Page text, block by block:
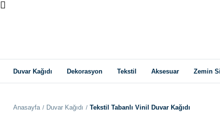
Duvar Kağıdı Dekorasyon Tekstil Aksesuar Zemin
Anasayfa Duvar Kağıdı Tekstil Tabanlı Vinil Duvar Kağıdı